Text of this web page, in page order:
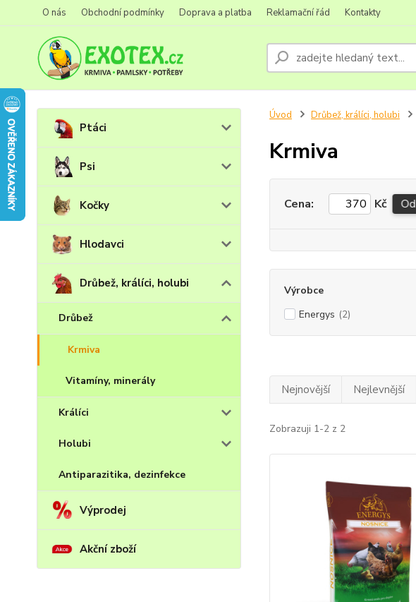
O nás Obchodní podmínky Doprava a platba Reklamační řád Kontakty
Ptáci
Psi
Kočky
Hlodavci
Drůbež, králíci, holubi
Drůbež
Krmiva
Vitamíny, minerály
Králíci
Holubi
Antiparazitika, dezinfekce
Výprodej
Akční zboží
Úvod Drůbež, králíci, holubi
Krmiva
Cena: Kč Od
Výrobce
Energys (2)
Nejnovější Nejlevnější
Zobrazuji 1-2 z 2